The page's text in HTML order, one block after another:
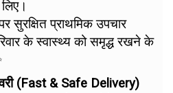
सुरक्षित प्राथमिक उपचार
के स्वास्थ्य को समृद्ध रखने के
(Fast & Safe Delivery)